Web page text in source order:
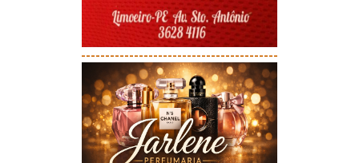
-----------------------------------------